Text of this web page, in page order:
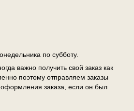
по субботу.
важно получить свой заказ как
поэтому отправляем заказы
заказа, если он был